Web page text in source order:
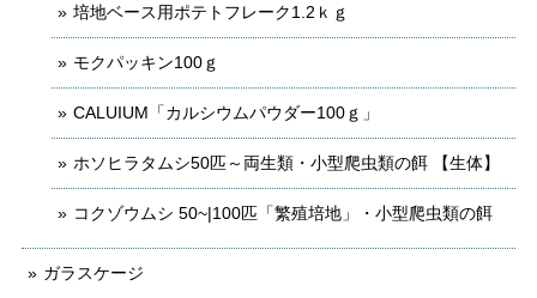
培地ベース用ポテトフレーク1.2ｋｇ
モクパッキン100ｇ
CALUIUM「カルシウムパウダー100ｇ」
ホソヒラタムシ50匹～両生類・小型爬虫類の餌 【生体】
コクゾウムシ 50~|100匹「繁殖培地」・小型爬虫類の餌
ガラスケージ